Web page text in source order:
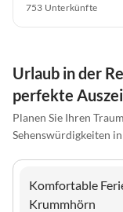
753 Unterkünfte
Urlaub in der
perfekte
Planen Sie Ihren
Sehenswürdigkeiten
Komfortable
Krummhörn